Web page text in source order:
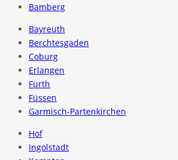
Bamberg
Bayreuth
Berchtesgaden
Coburg
Erlangen
Fürth
Füssen
Garmisch-Partenkirchen
Hof
Ingolstadt